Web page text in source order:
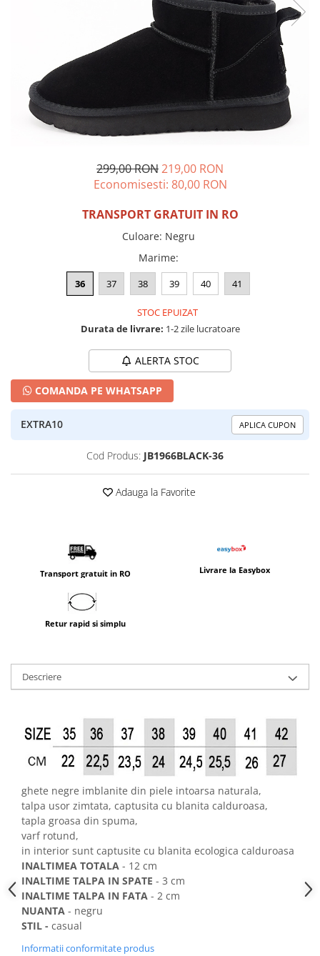
Incaltamine primavara-vara piele
Blugi si pantaloni
Fuste
Pulovere si cardigane
Rochii
299,00 RON219,00 RON
Economisesti: 80,00 RON
TRANSPORT GRATUIT IN RO
Culoare: Negru
Marime:
36 37 38 39 40 41
STOC EPUIZAT
Durata de livrare: 1-2 zile lucratoare
ALERTA STOC
COMANDA PE WHATSAPP
EXTRA10 APLICA CUPON
Cod Produs: JB1966BLACK-36
Adauga la Favorite
Transport gratuit in RO Livrare la Easybox
Retur rapid si simplu
Descriere
ghete negre imblanite din piele intoarsa naturala,
talpa usor zimtata, captusita cu blanita calduroasa,
tapla groasa din spuma,
varf rotund,
in interior sunt captusite cu blanita ecologica calduroasa
INALTIMEA TOTALA - 12 cm
INALTIME TALPA IN SPATE - 3 cm
INALTIME TALPA IN FATA - 2 cm
NUANTA - negru
STIL - casual
Informatii conformitate produs